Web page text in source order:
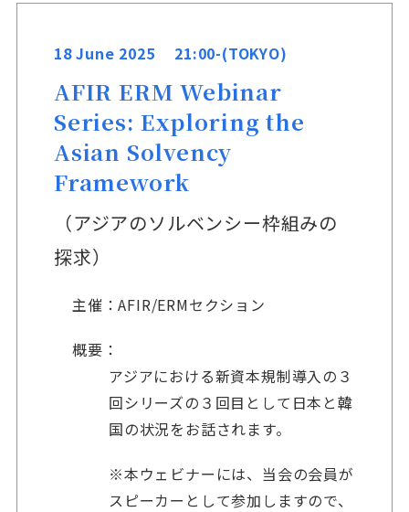
18 June 2025 21:00-(TOKYO)
AFIR ERM Webinar
Series: Exploring the
Asian Solvency
Framework
（アジアのソルベンシー枠組みの
探求）
主催：AFIR/ERMセクション
概要：
アジアにおける新資本規制導入の３
回シリーズの３回目として日本と韓
国の状況をお話されます。
※本ウェビナーには、当会の会員が
スピーカーとして参加しますので、